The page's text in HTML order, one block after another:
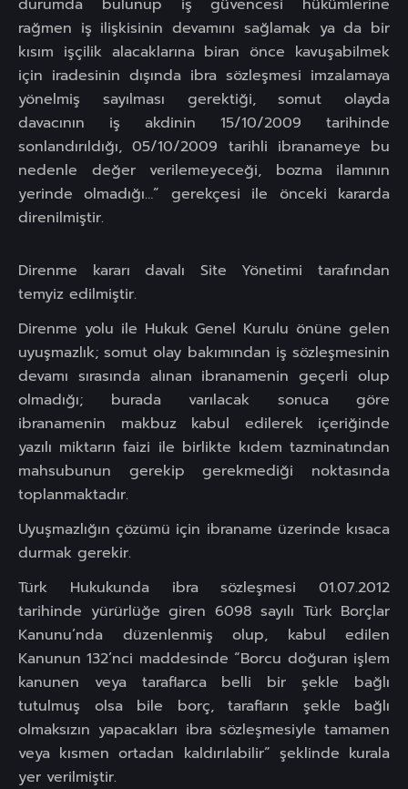
rağmen iş ilişkisinin devamını sağlamak ya da bir
kısım işçilik alacaklarına biran önce kavuşabilmek
için iradesinin dışında ibra sözleşmesi imzalamaya
yönelmiş sayılması gerektiği, somut olayda
davacının iş akdinin 15/10/2009 tarihinde
sonlandırıldığı, 05/10/2009 tarihli ibranameye bu
nedenle değer verilemeyeceği, bozma ilamının
yerinde olmadığı…” gerekçesi ile önceki kararda
direnilmiştir.
Direnme kararı davalı Site Yönetimi tarafından
temyiz edilmiştir.
Direnme yolu ile Hukuk Genel Kurulu önüne gelen
uyuşmazlık; somut olay bakımından iş sözleşmesinin
devamı sırasında alınan ibranamenin geçerli olup
olmadığı; burada varılacak sonuca göre
ibranamenin makbuz kabul edilerek içeriğinde
yazılı miktarın faizi ile birlikte kıdem tazminatından
mahsubunun gerekip gerekmediği noktasında
toplanmaktadır.
Uyuşmazlığın çözümü için ibraname üzerinde kısaca
durmak gerekir.
Türk Hukukunda ibra sözleşmesi 01.07.2012
tarihinde yürürlüğe giren 6098 sayılı Türk Borçlar
Kanunu’nda düzenlenmiş olup, kabul edilen
Kanunun 132’nci maddesinde “Borcu doğuran işlem
kanunen veya taraflarca belli bir şekle bağlı
tutulmuş olsa bile borç, tarafların şekle bağlı
olmaksızın yapacakları ibra sözleşmesiyle tamamen
veya kısmen ortadan kaldırılabilir” şeklinde kurala
yer verilmiştir.